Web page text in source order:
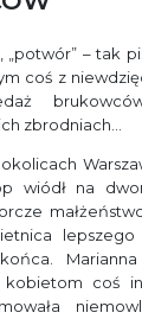
„potwór” – tak
coś z
zbrodniach…
wiódł na
Marianna
kobietom coś